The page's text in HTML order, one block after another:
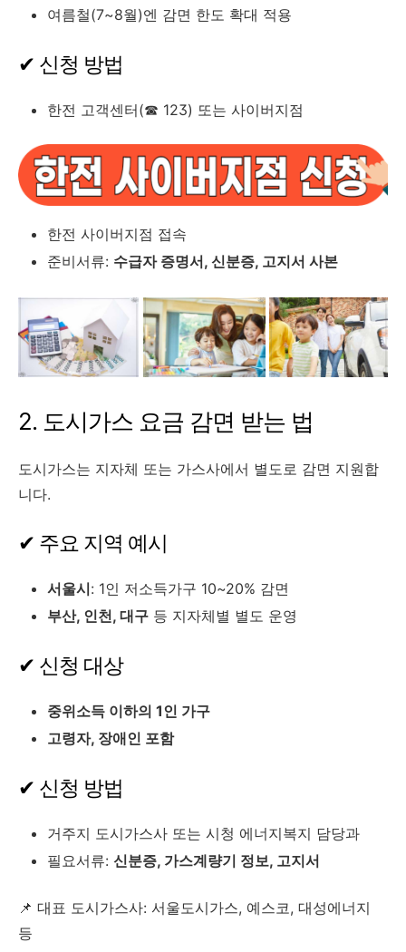
여름철(7~8월)엔 감면 한도 확대 적용
✔ 신청 방법
한전 고객센터(☎ 123) 또는 사이버지점
한전 사이버지점 접속
준비서류: 수급자 증명서, 신분증, 고지서 사본
2. 도시가스 요금 감면 받는 법
도시가스는 지자체 또는 가스사에서 별도로 감면 지원합
니다.
✔ 주요 지역 예시
서울시: 1인 저소득가구 10~20% 감면
부산, 인천, 대구 등 지자체별 별도 운영
✔ 신청 대상
중위소득 이하의 1인 가구
고령자, 장애인 포함
✔ 신청 방법
거주지 도시가스사 또는 시청 에너지복지 담당과
필요서류: 신분증, 가스계량기 정보, 고지서
📌 대표 도시가스사: 서울도시가스, 예스코, 대성에너지
등